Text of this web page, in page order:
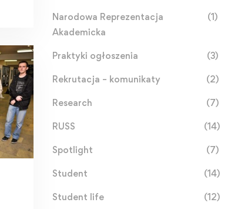
Narodowa Reprezentacja
Akademicka
(1)
Praktyki ogłoszenia (3)
Rekrutacja – komunikaty (2)
Research (7)
RUSS (14)
Spotlight (7)
Student (14)
Student life (12)